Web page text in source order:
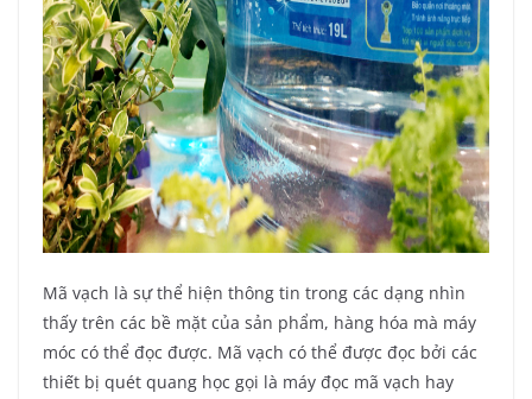
Mã vạch là sự thể hiện thông tin trong các dạng nhìn
thấy trên các bề mặt của sản phẩm, hàng hóa mà máy
móc có thể đọc được. Mã vạch có thể được đọc bởi các
thiết bị quét quang học gọi là máy đọc mã vạch hay